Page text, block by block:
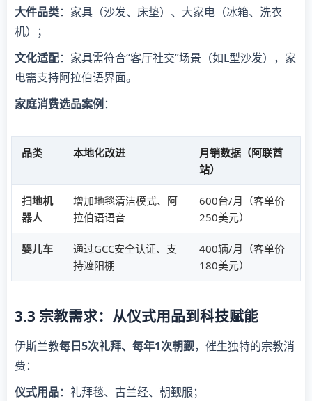
大件品类：家具（沙发、床垫）、大家电（冰箱、洗衣
机）；
文化适配：家具需符合“客厅社交”场景（如L型沙发），家
电需支持阿拉伯语界面。
家庭消费选品案例 ：
品类 本地化改进
月销数据（阿联酋
站）
扫地机
器人
增加地毯清洁模式、阿
拉伯语语音
600台/月（客单价
250美元）
婴儿车
通过GCC安全认证、支
持遮阳棚
400辆/月（客单价
180美元）
3.3 宗教需求：从仪式用品到科技赋能
伊斯兰教每日5次礼拜、每年1次朝觐，催生独特的宗教消
费：
仪式用品：礼拜毯、古兰经、朝觐服；